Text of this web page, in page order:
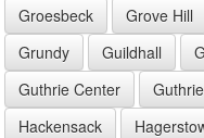
Groesbeck
Grove Hill
Grundy
Guildhall
Guthrie Center
Guthrie
Hackensack